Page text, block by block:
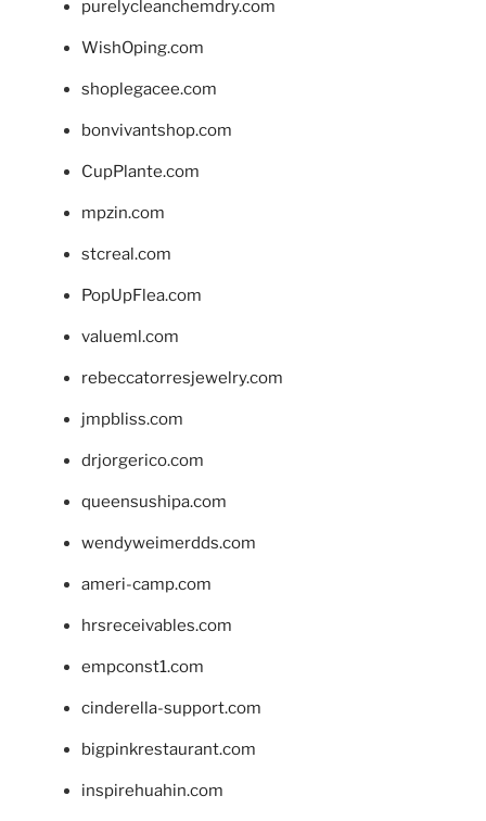
purelycleanchemdry.com
WishOping.com
shoplegacee.com
bonvivantshop.com
CupPlante.com
mpzin.com
stcreal.com
PopUpFlea.com
valueml.com
rebeccatorresjewelry.com
jmpbliss.com
drjorgerico.com
queensushipa.com
wendyweimerdds.com
ameri-camp.com
hrsreceivables.com
empconst1.com
cinderella-support.com
bigpinkrestaurant.com
inspirehuahin.com